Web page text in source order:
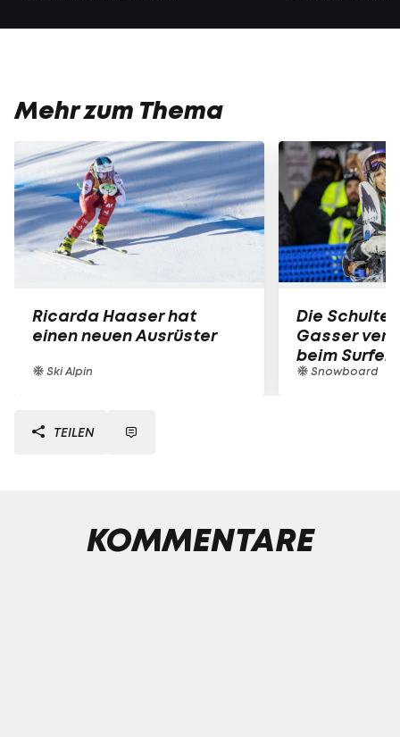
Mehr zum Thema
Ricarda Haaser hat
einen neuen Ausrüster
Ski Alpin
Die
Gasser
beim Surfen
Snowboard
TEILEN
KOMMENTARE